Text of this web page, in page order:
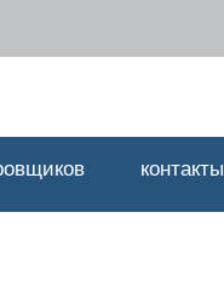
контакты